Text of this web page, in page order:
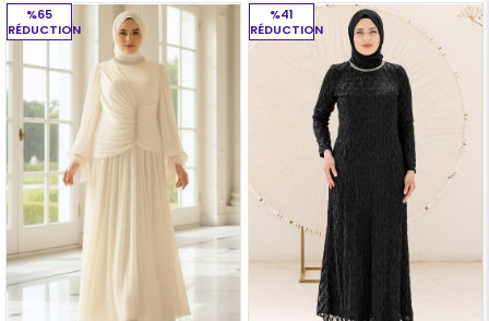
%65
RÉDUCTION
%41
RÉDUCTION